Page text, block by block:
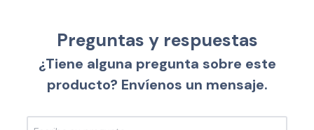
Preguntas y respuestas
¿Tiene alguna pregunta sobre este
producto? Envíenos un mensaje.